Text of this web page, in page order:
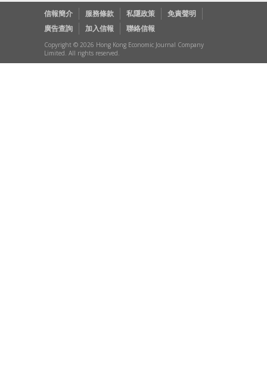
信報簡介 服務條款 私隱政策
免責聲明
廣告查詢
加入信報 聯絡信報
Copyright © 2026 Hong Kong Economic Journal Company
Limited. All rights reserved.